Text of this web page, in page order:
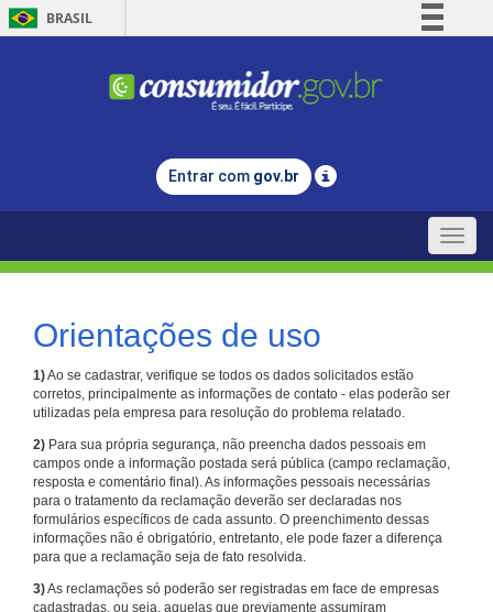
BRASIL
Comunica BR
Legislação
Entrar com gov.br
Toggle
Orientações de uso
1)Ao se cadastrar, verifique se todos os dados solicitados estão
corretos, principalmente as informações de contato - elas poderão ser
utilizadas pela empresa para resolução do problema relatado.
2) Para sua própria segurança, não preencha dados pessoais em
campos onde a informação postada será pública (campo reclamação,
resposta e comentário final). As informações pessoais necessárias
para o tratamento da reclamação deverão ser declaradas nos
formulários específicos de cada assunto. O preenchimento dessas
informações não é obrigatório, entretanto, ele pode fazer a diferença
para que a reclamação seja de fato resolvida.
3)As reclamações só poderão ser registradas em face de empresas
cadastradas, ou seja, aquelas que previamente assumiram